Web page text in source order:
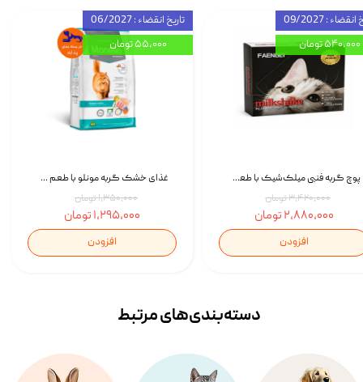
غذای خشک گربه مونلو با طعم گوشت پرندگان و ماهی سالمون Monello Adult Hairball Control وزن 1 کیلوگرم
۱,۳۵۰,۰۰۰ تومان
۱,۲۹۵,۰۰۰ تومان
افزودن
تاریخ انقضاء : 06/2027
۵۵,۰۰۰ تومان
پوچ گربه فنبی میلک‌شیک با طعم مرغ Faenbei Cat Milk Shake Pouch بسته 12 عددی
۳,۴۲۰,۰۰۰ تومان
۲,۸۸۰,۰۰۰ تومان
افزودن
: 09/2027
۵۴۰,۰۰۰ تومان
دسته‌بندی‌‌های مرتبط